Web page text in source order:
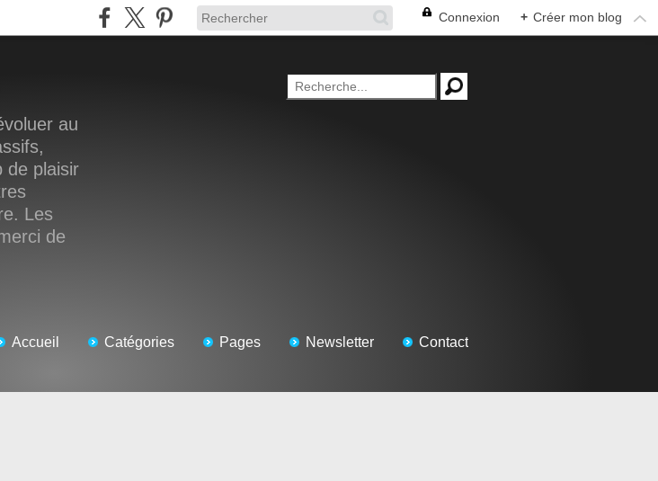
Connexion + Créer mon blog
au
de plaisir
Les
de
Accueil Catégories Pages Newsletter Contact